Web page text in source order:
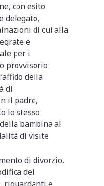
con esito
delegato,
di cui alla
e
per i
provvisorio
della
di
il padre,
lo stesso
bambina al
di visite
di divorzio,
dei
riguardanti e